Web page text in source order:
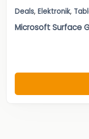
Deals, Elektronik,
Microsoft Surface